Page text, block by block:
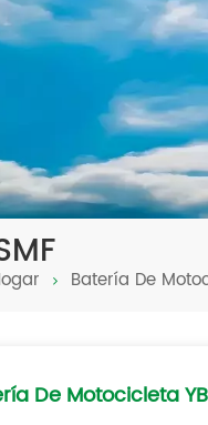
Batería De
De Motocicleta